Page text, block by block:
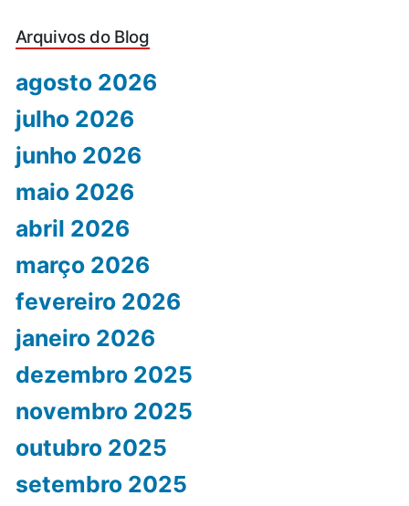
Arquivos do Blog
agosto 2026
julho 2026
junho 2026
maio 2026
abril 2026
março 2026
fevereiro 2026
janeiro 2026
dezembro 2025
novembro 2025
outubro 2025
setembro 2025